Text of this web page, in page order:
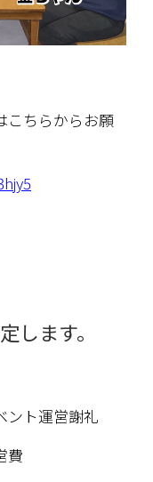
こちらからお願
します。
ント運営謝礼
費